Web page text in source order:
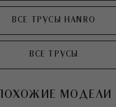
ВСЕ ТРУСЫ HANRO
ВСЕ ТРУСЫ
ПОХОЖИЕ МОДЕЛИ